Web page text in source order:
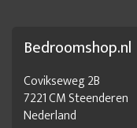
Bedroomshop.nl
Covikseweg 2B
7221 CM Steenderen
Nederland